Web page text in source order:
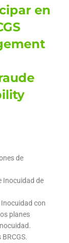
en
de
Inocuidad de
con
planes